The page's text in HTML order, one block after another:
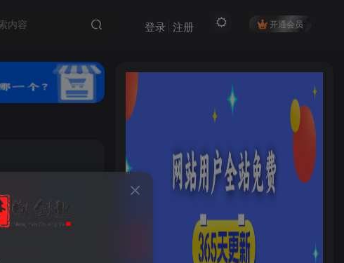
开通会员
登录 注册
关注
0 54 8 HI！请登录